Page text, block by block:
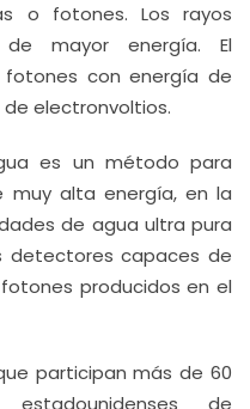
o fotones. Los rayos
mayor energía. El
con energía de
electronvoltios.
es un método para
alta energía, en la
de agua ultra pura
detectores capaces de
producidos en el
participan más de 60
de